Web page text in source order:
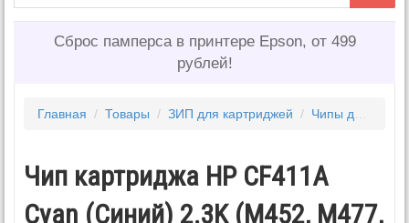
Сброс памперса в принтере Epson, от 499
рублей!
Главная / Товары / ЗИП для картриджей / Чипы для картриджей
Чип картриджа HP CF411A
Cyan (Синий) 2.3K (M452, M477,